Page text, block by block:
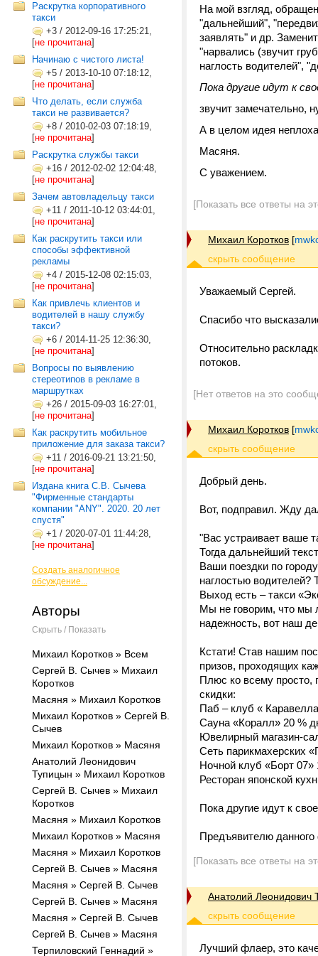
Раскрутка корпоративного
такси
+3 / 2012-09-16 17:25:21,
[не прочитана]
Начинаю с чистого листа!
+5 / 2013-10-10 07:18:12,
[не прочитана]
Что делать, если служба
такси не развивается?
+8 / 2010-02-03 07:18:19,
[не прочитана]
Раскрутка службы такси
+16 / 2012-02-02 12:04:48,
[не прочитана]
Зачем автовладельцу такси
+11 / 2011-10-12 03:44:01,
[не прочитана]
Как раскрутить такси или
способы эффективной
рекламы
+4 / 2015-12-08 02:15:03,
[не прочитана]
Как привлечь клиентов и
водителей в нашу службу
такси?
+6 / 2014-11-25 12:36:30,
[не прочитана]
Вопросы по выявлению
стереотипов в рекламе в
маршрутках
+26 / 2015-09-03 16:27:01,
[не прочитана]
Как раскрутить мобильное
приложение для заказа такси?
+11 / 2016-09-21 13:21:50,
[не прочитана]
Издана книга С.В. Сычева
"Фирменные стандарты
компании "ANY". 2020. 20 лет
спустя"
+1 / 2020-07-01 11:44:28,
[не прочитана]
Создать аналогичное
обсуждение...
Авторы
Скрыть / Показать
Михаил Коротков » Всем
Сергей В. Сычев » Михаил
Коротков
Масяня » Михаил Коротков
Михаил Коротков » Сергей В.
Сычев
Михаил Коротков » Масяня
Анатолий Леонидович
Тупицын » Михаил Коротков
Сергей В. Сычев » Михаил
Коротков
Масяня » Михаил Коротков
Михаил Коротков » Масяня
Масяня » Михаил Коротков
Сергей В. Сычев » Масяня
Масяня » Сергей В. Сычев
Сергей В. Сычев » Масяня
Масяня » Сергей В. Сычев
Сергей В. Сычев » Масяня
Терпиловский Геннадий »
На мой взгляд,
"дальнейший",
заявлять" и др.
"нарвались (звучит
наглость водителей",
Пока другие идут к
звучит замечательно,
А в целом идея
Масяня.
С уважением.
[Показать все ответы на
Михаил Коротков [
Уважаемый Сергей.
Спасибо что
Относительно
потоков.
[Нет ответов на это
Михаил Коротков [
Добрый день.
Вот, подправил. Жду
"Вас устраивает ваше
Тогда дальнейший
Ваши поездки по
наглостью водителей?
Выход есть – такси
Мы не говорим, что мы
надежность, вот наш
Кстати! Став нашим
призов, проходящих
Плюс ко всему просто,
скидки:
Паб – клуб «
Сауна «Коралл» 20 %
Ювелирный магазин-
Сеть парикмахерских
Ночной клуб «Борт
Ресторан японской
Пока другие идут к
Предъявителю
[Показать все ответы на
Анатолий Леонидович
Лучший флаер, это